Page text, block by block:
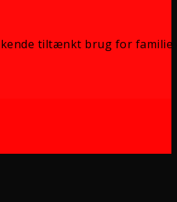
tiltænkt brug for